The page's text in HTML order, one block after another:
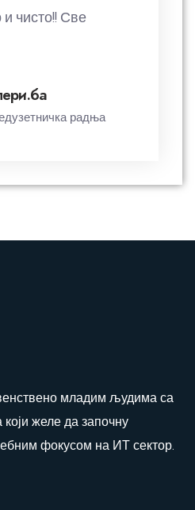
идеалан за
младим људима са
желе да започну
фокусом на ИТ сектор.